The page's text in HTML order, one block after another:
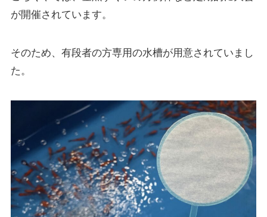
が開催されています。
そのため、有段者の方専用の水槽が用意されていまし
た。